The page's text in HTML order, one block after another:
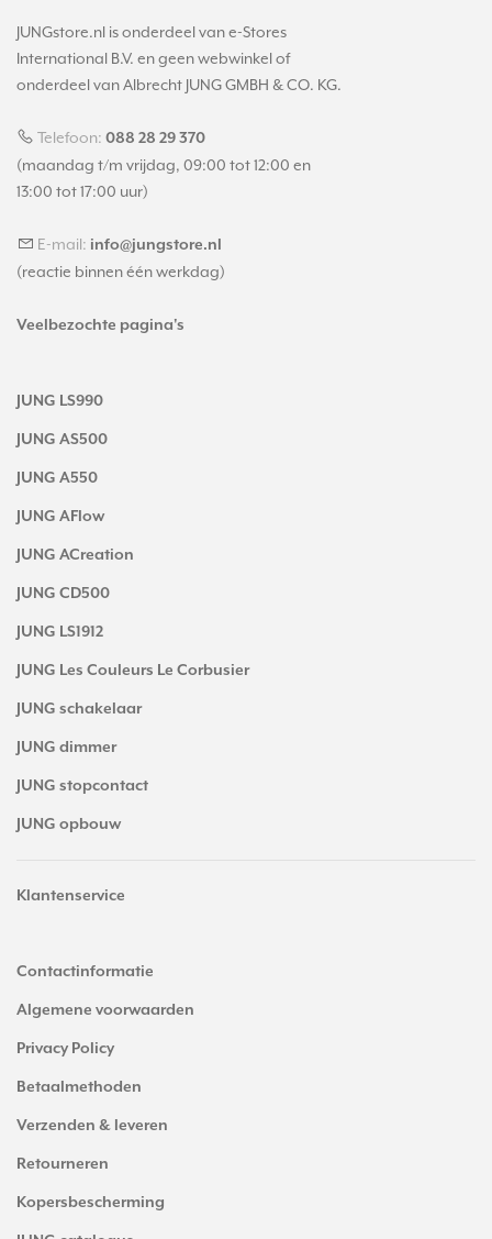
JUNGstore.nl is onderdeel van e-Stores
International B.V. en geen webwinkel of
onderdeel van Albrecht JUNG GMBH & CO. KG.
Telefoon: 088 28 29 370
(maandag t/m vrijdag, 09:00 tot 12:00 en
13:00 tot 17:00 uur)
E-mail: info@jungstore.nl
(reactie binnen één werkdag)
Veelbezochte pagina's
JUNG LS990
JUNG AS500
JUNG A550
JUNG AFlow
JUNG ACreation
JUNG CD500
JUNG LS1912
JUNG Les Couleurs Le Corbusier
JUNG schakelaar
JUNG dimmer
JUNG stopcontact
JUNG opbouw
Klantenservice
Contactinformatie
Algemene voorwaarden
Privacy Policy
Betaalmethoden
Verzenden & leveren
Retourneren
Kopersbescherming